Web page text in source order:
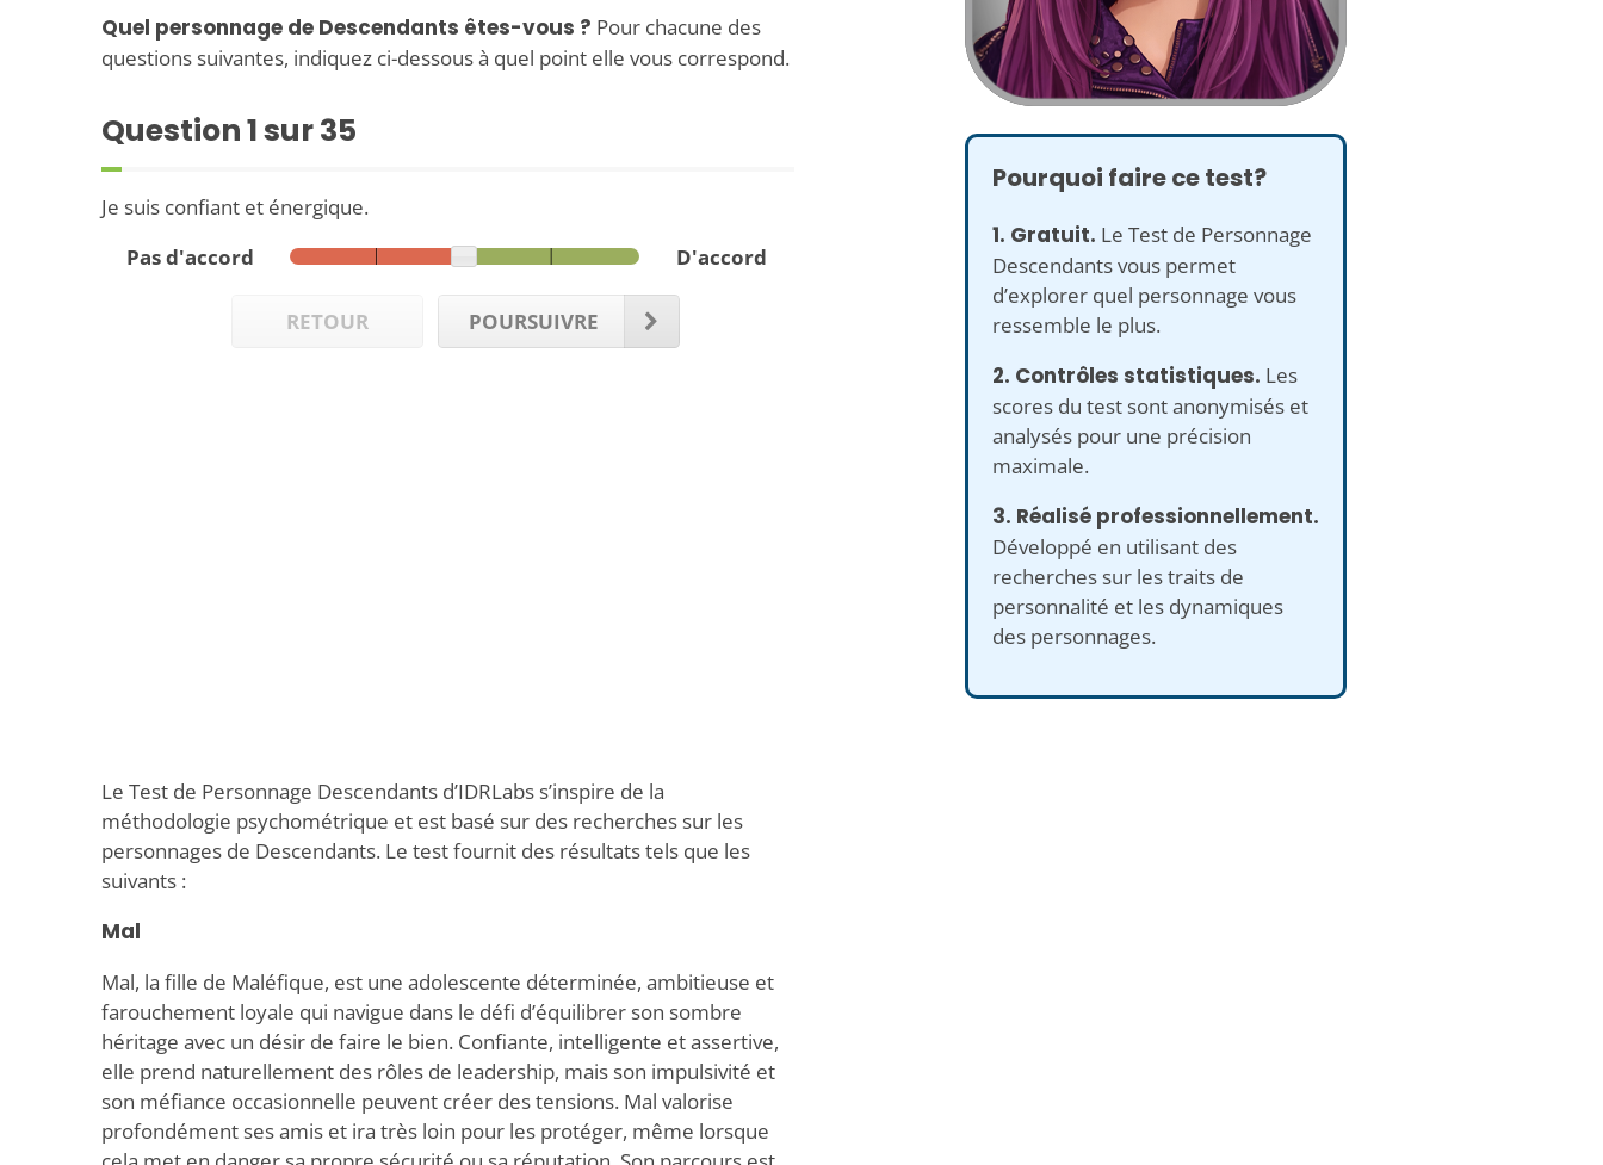
Quel personnage de Descendants êtes-vous ? Pour chacune des
questions suivantes, indiquez ci-dessous à quel point elle vous correspond.
Question1sur 35
Je suis confiant et énergique.
Pas d'accord
D'accord
RETOUR POURSUIVRE
Le Test de Personnage Descendants d’IDRLabs s’inspire de la
méthodologie psychométrique et est basé sur des recherches sur les
personnages de Descendants. Le test fournit des résultats tels que les
suivants :
Mal
Mal, la fille de Maléfique, est une adolescente déterminée, ambitieuse et
farouchement loyale qui navigue dans le défi d’équilibrer son sombre
héritage avec un désir de faire le bien. Confiante, intelligente et assertive,
elle prend naturellement des rôles de leadership, mais son impulsivité et
son méfiance occasionnelle peuvent créer des tensions. Mal valorise
profondément ses amis et ira très loin pour les protéger, même lorsque
Pourquoi faire ce test?
1. Gratuit. Le Test de Personnage
Descendants vous permet
d’explorer quel personnage vous
ressemble le plus.
2. Contrôles statistiques. Les
scores du test sont anonymisés et
analysés pour une précision
maximale.
3. Réalisé professionnellement.
Développé en utilisant des
recherches sur les traits de
personnalité et les dynamiques
des personnages.